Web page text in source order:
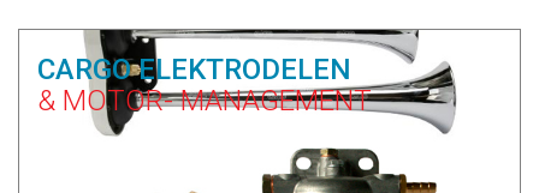
CARGO ELEKTRODELEN
& MOTOR- MANAGEMENT